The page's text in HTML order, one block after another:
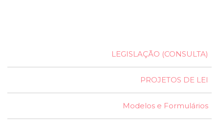
LEGISLAÇÃO (CONSULTA)
PROJETOS DE LEI
Modelos e Formulários